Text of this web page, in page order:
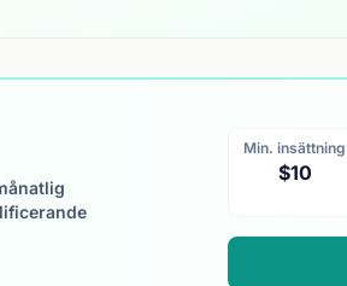
Min. insättning
$10